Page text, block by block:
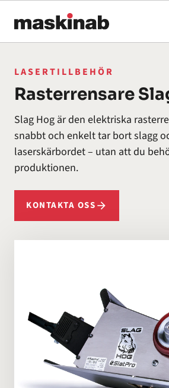
LASERTILLBEHÖR
Rasterrensare
Slag Hog är den elektriska
snabbt och enkelt tar bort slagg
laserskärbordet – utan att du
produktionen.
KONTAKTA OSS